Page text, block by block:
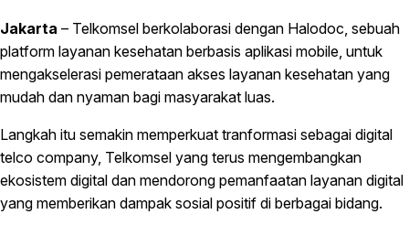
Jakarta – Telkomsel berkolaborasi dengan Halodoc, sebuah
platform layanan kesehatan berbasis aplikasi mobile, untuk
mengakselerasi pemerataan akses layanan kesehatan yang
mudah dan nyaman bagi masyarakat luas.
Langkah itu semakin memperkuat tranformasi sebagai digital
telco company, Telkomsel yang terus mengembangkan
ekosistem digital dan mendorong pemanfaatan layanan digital
yang memberikan dampak sosial positif di berbagai bidang.